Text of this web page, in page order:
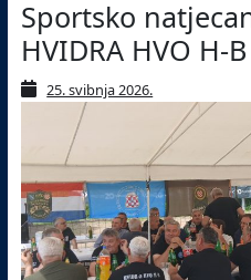
Sportsko
HVIDRA HVO H-
25. svibnja 2026.